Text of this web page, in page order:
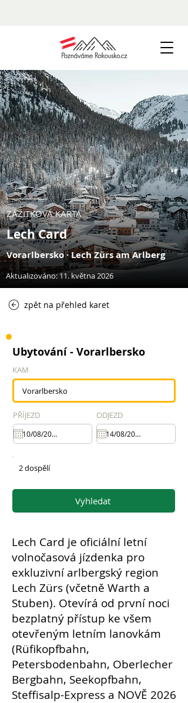
ZÁŽITKOVÁ KARTA
Lech Card
Vorarlbersko · Lech Zürs am Arlberg
Aktualizováno: 11. května 2026
zpět na přehled karet
Ubytování - Vorarlbersko
KAM
PŘÍJEZD ODJEZD
2 dospělí
Vyhledat
Lech Card je oficiální letní
volnočasová jízdenka pro
exkluzivní arlbergský region
Lech Zürs (včetně Warth a
Stuben). Otevírá od první noci
bezplatný přístup ke všem
otevřeným letním lanovkám
(Rüfikopfbahn,
Petersbodenbahn, Oberlecher
Bergbahn, Seekopfbahn,
Steffisalp-Express a NOVĚ 2026